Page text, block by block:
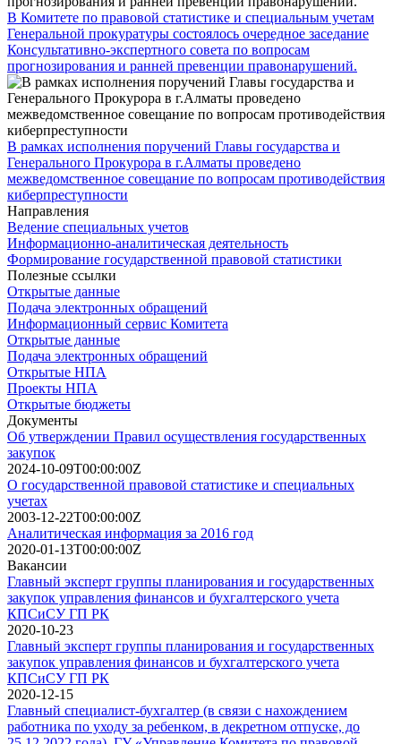
В Комитете по правовой статистике и специальным учетам
Генеральной прокуратуры состоялось очередное заседание
Консультативно-экспертного совета по вопросам
прогнозирования и ранней превенции правонарушений.
В рамках исполнения поручений Главы государства и
Генерального Прокурора в г.Алматы проведено
межведомственное совещание по вопросам противодействия
киберпреступности
Направления
Ведение специальных учетов
Информационно-аналитическая деятельность
Формирование государственной правовой статистики
Полезные ссылки
Открытые данные
Подача электронных обращений
Информационный сервис Комитета
Открытые данные
Подача электронных обращений
Открытые НПА
Проекты НПА
Открытые бюджеты
Документы
Об утверждении Правил осуществления государственных
закупок
2024-10-09T00:00:00Z
О государственной правовой статистике и специальных
учетах
2003-12-22T00:00:00Z
Аналитическая информация за 2016 год
2020-01-13T00:00:00Z
Вакансии
Главный эксперт группы планирования и государственных
закупок управления финансов и бухгалтерского учета
КПСиСУ ГП РК
2020-10-23
Главный эксперт группы планирования и государственных
закупок управления финансов и бухгалтерского учета
КПСиСУ ГП РК
2020-12-15
Главный специалист-бухгалтер (в связи с нахождением
работника по уходу за ребенком, в декретном отпуске, до